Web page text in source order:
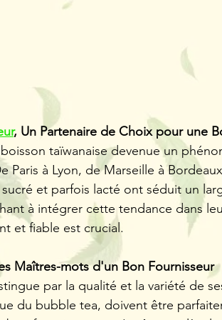
, Un Partenaire de Choix pour une
taïwanaise devenue un
Paris à Lyon, de Marseille à
et parfois lacté ont séduit un
à intégrer cette tendance dans
et fiable est crucial.
Maîtres-mots d'un Bon Fournisseur
par la qualité et la variété de
du bubble tea, doivent être
Aperçu rapide
/ livraison offerte